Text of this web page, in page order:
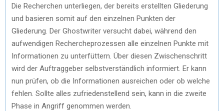
Die Recherchen unterliegen, der bereits erstellten Gliederung
und basieren somit auf den einzelnen Punkten der
Gliederung. Der Ghostwriter versucht dabei, während den
aufwendigen Rechercheprozessen alle einzelnen Punkte mit
Informationen zu unterfüttern. Über diesen Zwischenschritt
wird der Auftraggeber selbstverständlich informiert. Er kann
nun prüfen, ob die Informationen ausreichen oder ob welche
fehlen. Sollte alles zufriedenstellend sein, kann in die zweite
Phase in Angriff genommen werden.